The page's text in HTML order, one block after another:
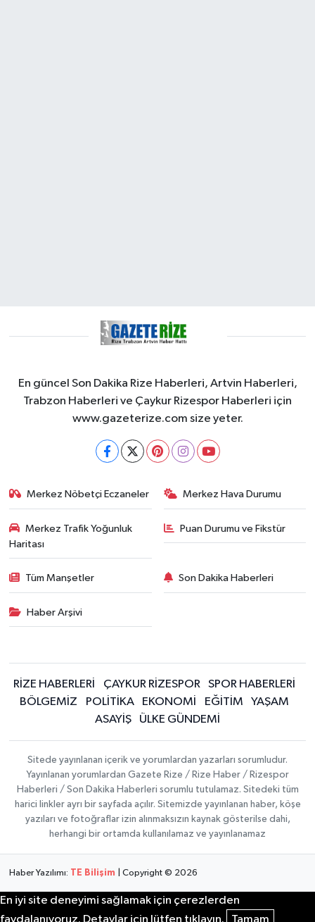
En güncel Son Dakika Rize Haberleri, Artvin Haberleri,
Trabzon Haberleri ve Çaykur Rizespor Haberleri için
www.gazeterize.com size yeter.
Merkez Nöbetçi Eczaneler Merkez Hava Durumu
Merkez Trafik Yoğunluk
Haritası
Puan Durumu ve Fikstür
Tüm Manşetler Son Dakika Haberleri
Haber Arşivi
RİZE HABERLERİ ÇAYKUR RİZESPOR
SPOR HABERLERİ
BÖLGEMİZ
POLİTİKA EKONOMİ EĞİTİM
YAŞAM
ASAYİŞ
ÜLKE GÜNDEMİ
Sitede yayınlanan içerik ve yorumlardan yazarları sorumludur.
Yayınlanan yorumlardan Gazete Rize / Rize Haber / Rizespor
Haberleri / Son Dakika Haberleri sorumlu tutulamaz. Sitedeki tüm
harici linkler ayrı bir sayfada açılır. Sitemizde yayınlanan haber, köşe
yazıları ve fotoğraflar izin alınmaksızın kaynak gösterilse dahi,
herhangi bir ortamda kullanılamaz ve yayınlanamaz
Haber Yazılımı: TE Bilişim | Copyright © 2026
En iyi site deneyimi sağlamak için çerezlerden